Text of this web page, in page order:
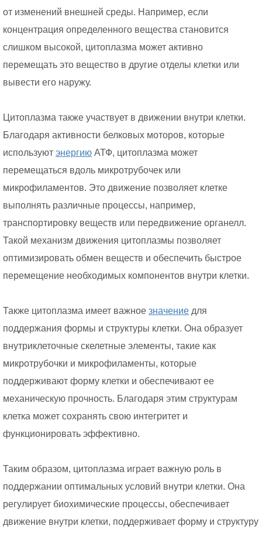
от изменений внешней среды. Например, если
концентрация определенного вещества становится
слишком высокой, цитоплазма может активно
перемещать это вещество в другие отделы клетки или
вывести его наружу.
Цитоплазма также участвует в движении внутри клетки.
Благодаря активности белковых моторов, которые
используют энергию АТФ, цитоплазма может
перемещаться вдоль микротрубочек или
микрофиламентов. Это движение позволяет клетке
выполнять различные процессы, например,
транспортировку веществ или передвижение органелл.
Такой механизм движения цитоплазмы позволяет
оптимизировать обмен веществ и обеспечить быстрое
перемещение необходимых компонентов внутри клетки.
Также цитоплазма имеет важное значение для
поддержания формы и структуры клетки. Она образует
внутриклеточные скелетные элементы, такие как
микротрубочки и микрофиламенты, которые
поддерживают форму клетки и обеспечивают ее
механическую прочность. Благодаря этим структурам
клетка может сохранять свою интегритет и
функционировать эффективно.
Таким образом, цитоплазма играет важную роль в
поддержании оптимальных условий внутри клетки. Она
регулирует биохимические процессы, обеспечивает
движение внутри клетки, поддерживает форму и структуру